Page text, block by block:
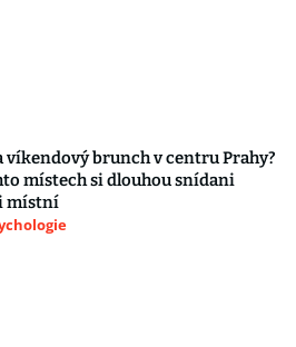
víkendový brunch v centru Prahy?
místech si dlouhou snídani
místní